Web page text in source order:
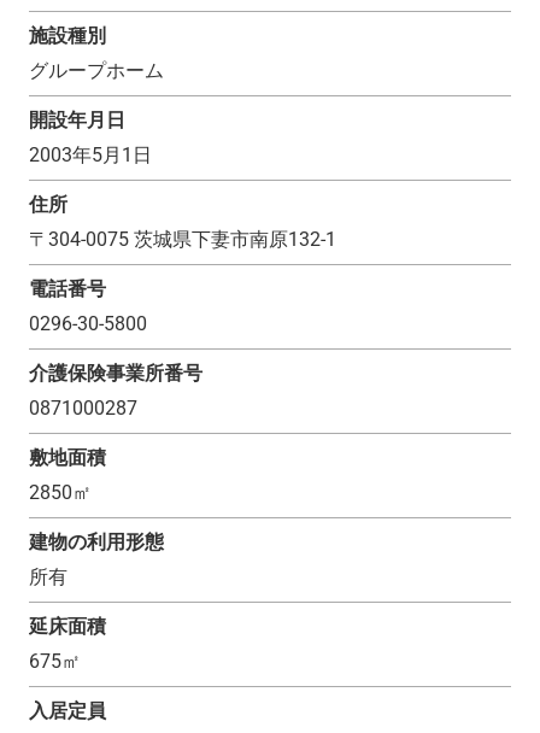
施設種別
グループホーム
開設年月日
2003年5月1日
住所
〒 304-0075 茨城県下妻市南原132-1
電話番号
0296-30-5800
介護保険事業所番号
0871000287
敷地面積
2850㎡
建物の利用形態
所有
延床面積
675㎡
入居定員